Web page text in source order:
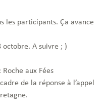
les participants. Ça avance
A suivre ; )
aux Fées
de la réponse à l’appel